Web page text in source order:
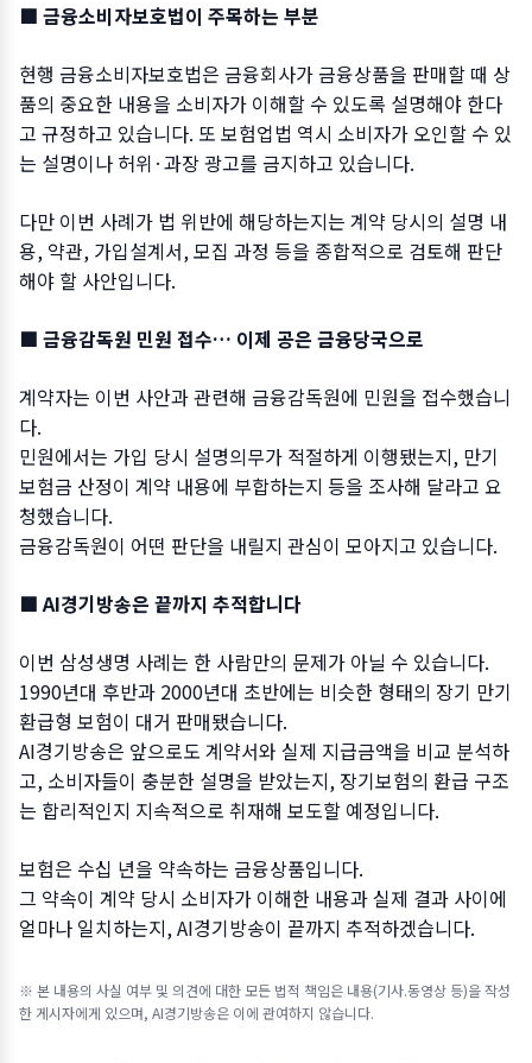
■ 금융소비자보호법이 주목하는 부분
현행 금융소비자보호법은 금융회사가 금융상품을 판매할 때 상
품의 중요한 내용을 소비자가 이해할 수 있도록 설명해야 한다
고 규정하고 있습니다. 또 보험업법 역시 소비자가 오인할 수 있
는 설명이나 허위·과장 광고를 금지하고 있습니다.
다만 이번 사례가 법 위반에 해당하는지는 계약 당시의 설명 내
용, 약관, 가입설계서, 모집 과정 등을 종합적으로 검토해 판단
해야 할 사안입니다.
■ 금융감독원 민원 접수… 이제 공은 금융당국으로
계약자는 이번 사안과 관련해 금융감독원에 민원을 접수했습니
다.
민원에서는 가입 당시 설명의무가 적절하게 이행됐는지, 만기
보험금 산정이 계약 내용에 부합하는지 등을 조사해 달라고 요
청했습니다.
금융감독원이 어떤 판단을 내릴지 관심이 모아지고 있습니다.
■ AI경기방송은 끝까지 추적합니다
이번 삼성생명 사례는 한 사람만의 문제가 아닐 수 있습니다.
1990년대 후반과 2000년대 초반에는 비슷한 형태의 장기 만기
환급형 보험이 대거 판매됐습니다.
AI경기방송은 앞으로도 계약서와 실제 지급금액을 비교 분석하
고, 소비자들이 충분한 설명을 받았는지, 장기보험의 환급 구조
는 합리적인지 지속적으로 취재해 보도할 예정입니다.
보험은 수십 년을 약속하는 금융상품입니다.
그 약속이 계약 당시 소비자가 이해한 내용과 실제 결과 사이에
얼마나 일치하는지, AI경기방송이 끝까지 추적하겠습니다.
※ 본 내용의 사실 여부 및 의견에 대한 모든 법적 책임은 내용(기사.동영상 등)을 작성
한 게시자에게 있으며, AI경기방송은 이에 관여하지 않습니다.